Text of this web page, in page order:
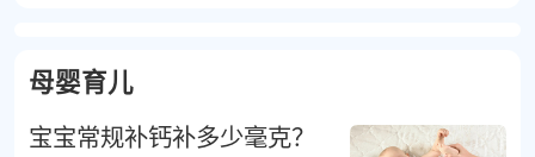
母婴育儿
宝宝常规补钙补多少毫克？